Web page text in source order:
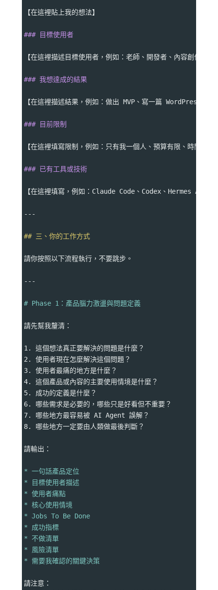
【在這裡貼上我的想法】
### 目標使用者
【在這裡描述目標使用者，例如：老師、開發者、內容創作者
### 我想達成的結果
【在這裡描述結果，例如：做出 MVP、寫一篇 WordPress
### 目前限制
【在這裡填寫限制，例如：只有我一個人、預算有限、時間
### 已有工具或技術
【在這裡填寫，例如：Claude Code、Codex、Hermes
---
## 三、你的工作方式
請你按照以下流程執行，不要跳步。
---
# Phase 1：產品腦力激盪與問題定義
請先幫我釐清：
1. 這個想法真正要解決的問題是什麼？
2. 使用者現在怎麼解決這個問題？
3. 使用者最痛的地方是什麼？
4. 這個產品或內容的主要使用情境是什麼？
5. 成功的定義是什麼？
6. 哪些需求是必要的，哪些只是好看但不重要？
7. 哪些地方最容易被 AI Agent 誤解？
8. 哪些地方一定要由人類做最後判斷？
請輸出：
* 一句話產品定位
* 目標使用者描述
* 使用者痛點
* 核心使用情境
* Jobs To Be Done
* 成功指標
* 不做清單
* 風險清單
* 需要我確認的關鍵決策
請注意：